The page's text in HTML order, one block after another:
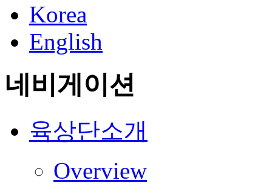
Korea
English
네비게이션
육상단소개
Overview